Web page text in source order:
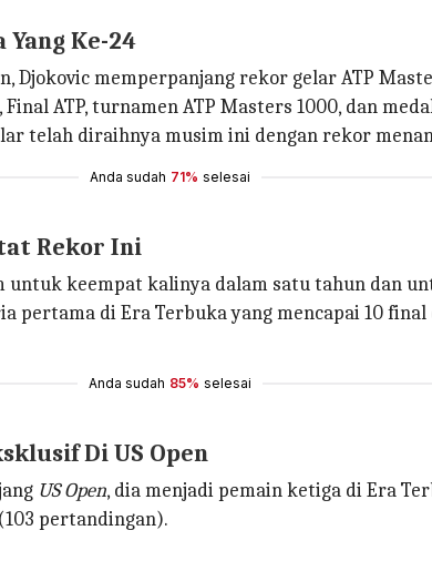
Ke-24
Djokovic memperpanjang rekor gelar ATP
ATP, turnamen ATP Masters 1000, dan
telah diraihnya musim ini dengan rekor
Anda sudah 71% selesai
Rekor Ini
untuk keempat kalinya dalam satu tahun dan
pertama di Era Terbuka yang mencapai 10
Anda sudah 85% selesai
Di US Open
US Open, dia menjadi pemain ketiga di Era
pertandingan).